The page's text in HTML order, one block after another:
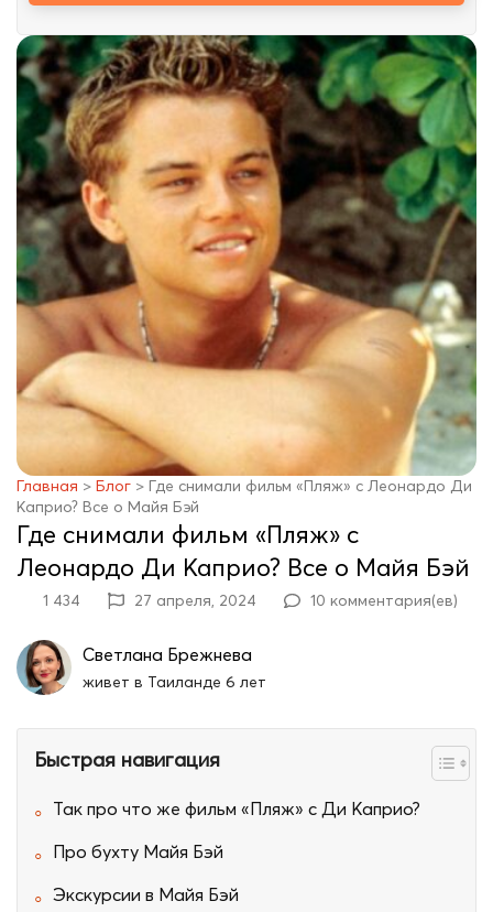
Главная > Блог > Где снимали фильм «Пляж» с Леонардо Ди
Каприо? Все о Майя Бэй
Где снимали фильм «Пляж» с
Леонардо Ди Каприо? Все о Майя Бэй
1 434 27 апреля, 2024 10 комментария(ев)
Светлана Брежнева
живет в Таиланде 6 лет
Быстрая навигация
Так про что же фильм «Пляж» с Ди Каприо?
Про бухту Майя Бэй
Экскурсии в Майя Бэй